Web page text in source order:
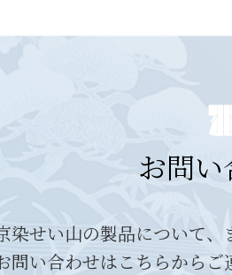
お問
染せい山の製品について
問い合わせはこちらから